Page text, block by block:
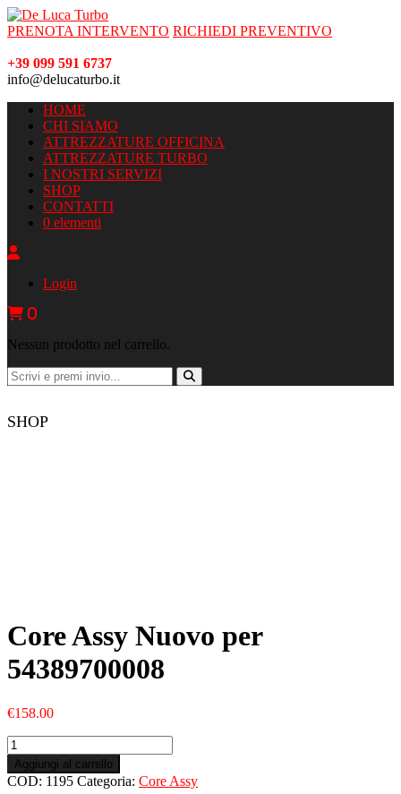
PRENOTA INTERVENTO RICHIEDI PREVENTIVO
+39 099 591 6737
info@delucaturbo.it
HOME
CHI SIAMO
ATTREZZATURE OFFICINA
ATTREZZATURE TURBO
I NOSTRI SERVIZI
SHOP
CONTATTI
0 elementi
Login
0
Nessun prodotto nel carrello.
SHOP
Core Assy Nuovo per
54389700008
€158.00
Core
Assy
Nuovo
per
Aggiungi al carrello
COD: 1195 Categoria: Core Assy